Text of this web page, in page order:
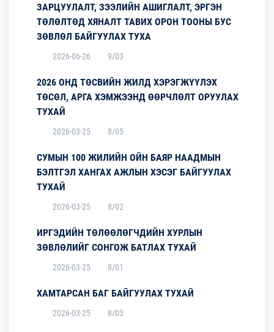
ЗАРЦУУЛАЛТ, ЗЭЭЛИЙН АШИГЛАЛТ, ЭРГЭН
ТӨЛӨЛТӨД ХЯНАЛТ ТАВИХ ОРОН ТООНЫ БУС
ЗӨВЛӨЛ БАЙГУУЛАХ ТУХА
2026-06-26 9/03
2026 ОНД ТӨСВИЙН ЖИЛД ХЭРЭГЖҮҮЛЭХ
ТӨСӨЛ, АРГА ХЭМЖЭЭНД ӨӨРЧЛӨЛТ ОРУУЛАХ
ТУХАЙ
2026-03-25 8/05
СУМЫН 100 ЖИЛИЙН ОЙН БАЯР НААДМЫН
БЭЛТГЭЛ ХАНГАХ АЖЛЫН ХЭСЭГ БАЙГУУЛАХ
ТУХАЙ
2026-03-25 8/02
ИРГЭДИЙН ТӨЛӨӨЛӨГЧДИЙН ХУРЛЫН
ЗӨВЛӨЛИЙГ СОНГОЖ БАТЛАХ ТУХАЙ
2026-03-25 8/01
ХАМТАРСАН БАГ БАЙГУУЛАХ ТУХАЙ
2026-03-25 8/03